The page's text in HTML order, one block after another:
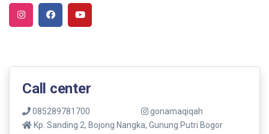
Call center
085289781700
gonamaqiqah
Kp. Sanding 2, Bojong Nangka, Gunung Putri Bogor